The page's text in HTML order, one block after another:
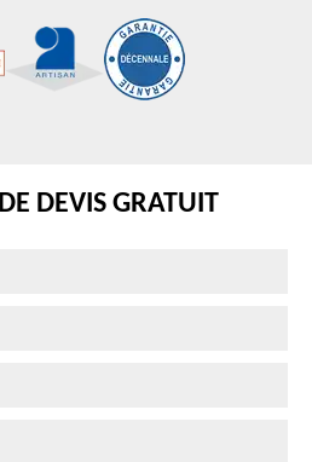
DEVIS GRATUIT